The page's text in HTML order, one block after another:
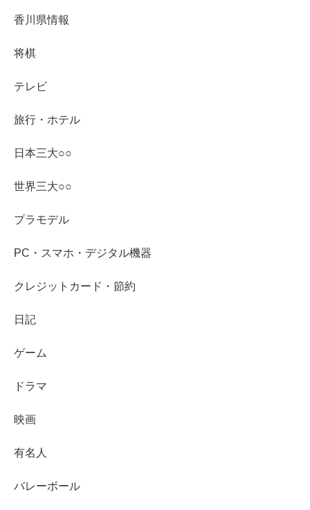
香川県情報
将棋
テレビ
旅行・ホテル
日本三大○○
世界三大○○
プラモデル
PC・スマホ・デジタル機器
クレジットカード・節約
日記
ゲーム
ドラマ
映画
有名人
バレーボール